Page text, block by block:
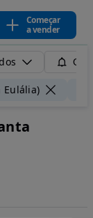
Começar
a vender
Eulália)